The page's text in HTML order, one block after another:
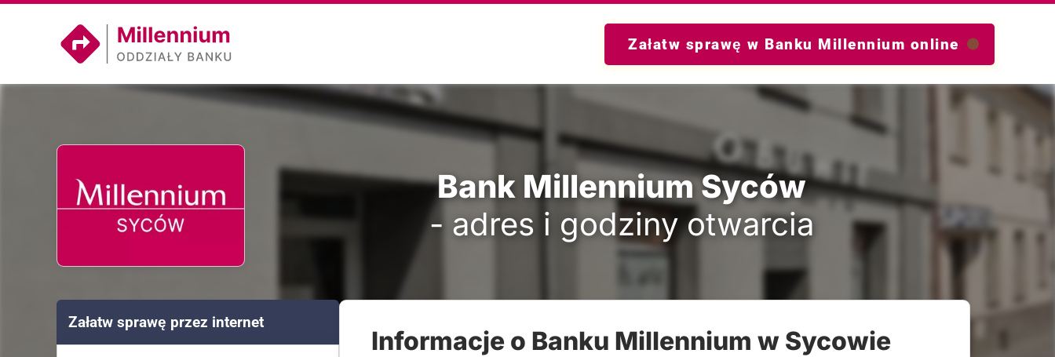
Załatw sprawę w Banku Millennium online
Bank Millennium Syców
- adres i godziny otwarcia
Załatw sprawę przez internet
Informacje o Banku Millennium w Sycowie